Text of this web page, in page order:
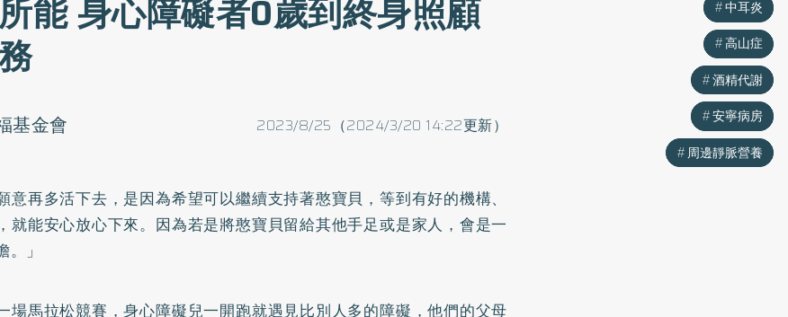
能 身心障礙者0歲到終身照顧
2023/8/25（2024/3/20 14:22更新）
基金會
意再多活下去，是因為希望可以繼續支持著憨寶貝，等到有好的機構、
就能安心放心下來。因為若是將憨寶貝留給其他手足或是家人，會是一
」
場馬拉松競賽，身心障礙兒一開跑就遇見比別人多的障礙，他們的父母
中耳炎
高山症
酒精代謝
安寧病房
周邊靜脈營養
中耳炎
高山症
酒精代謝
安寧病房
周邊靜脈營養